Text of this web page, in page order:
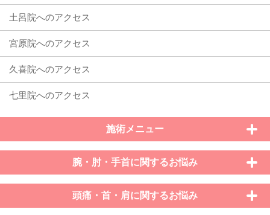
施術メニュー
腕・肘・手首に関するお悩み
頭痛・首・肩に関するお悩み